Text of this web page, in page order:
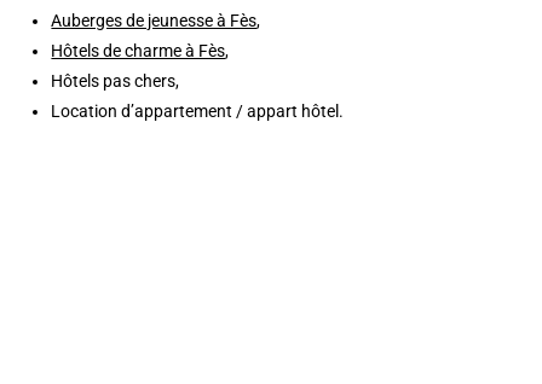
Auberges de jeunesse à Fès,
Hôtels de charme à Fès,
Hôtels pas chers,
Location d’appartement / appart hôtel.